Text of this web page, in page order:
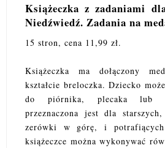
Książeczka z zadaniami
Niedźwiedź. Zadania na
15 stron, cena 11,99 zł.
Książeczka ma dołączony
kształcie breloczka. Dziecko
do piórnika, plecaka lub
przeznaczona jest dla
zerówki w górę, i
książeczce można wykonywać